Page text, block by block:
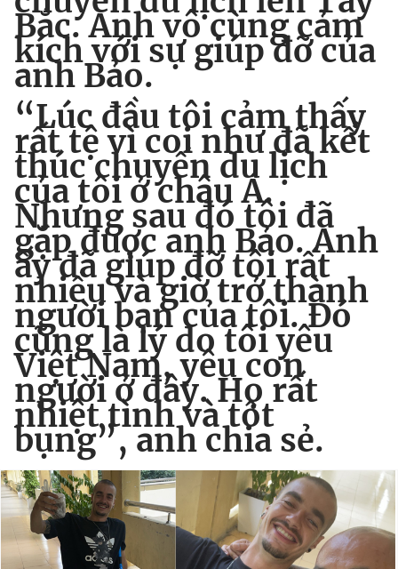
Bắc. Anh vô cùng cảm
kích với sự giúp đỡ của
anh Bảo.
“Lúc đầu tôi cảm thấy
rất tệ vì coi như đã kết
thúc chuyến du lịch
của tôi ở châu Á.
Nhưng sau đó tôi đã
gặp được anh Bảo. Anh
ấy đã giúp đỡ tôi rất
nhiều và giờ trở thành
người bạn của tôi. Đó
cũng là lý do tôi yêu
Việt Nam, yêu con
người ở đây. Họ rất
nhiệt tình và tốt
bụng”, anh chia sẻ.